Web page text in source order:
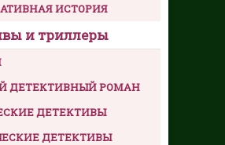
ИСТОРИЯ
и триллеры
ДЕТЕКТИВНЫЙ РОМАН
ДЕТЕКТИВЫ
ДЕТЕКТИВЫ